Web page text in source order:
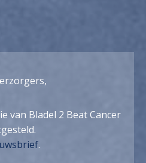
van Bladel 2 Beat Cancer
.